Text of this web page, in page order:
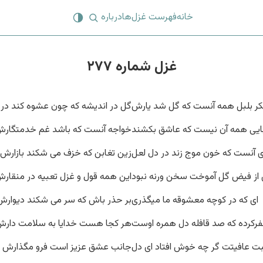
خانهفهرست غزل‌هادرباره
غزل شماره ۲۷۷
بلبل همه آنست که گل شد یارشگل در اندیشه که چون عشوه کند
همه آن نیست که عاشق بکشندخواجه آنست که باشد غم
آنست که خون موج زند در دل لعلزین تغابن که خزف می شکند بازارش
از فیض گل آموخت سخن ورنه نبوداین همه قول و غزل تعبیه در
‌ ای که در کوچه معشوقه ما میگذریبر حذر باش که سر می شکند
که صد قافله دل همره اوستهر کجا هست خدایا به سلامت
عافیتت گر چه خوش افتاد ای دلجانب عشق عزیز است فرو مگذارش